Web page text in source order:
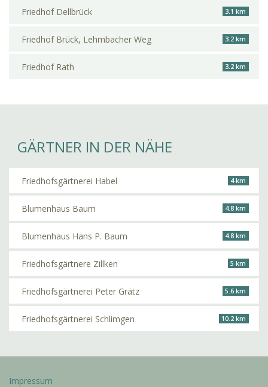
Friedhof Dellbrück 3.1 km
Friedhof Brück, Lehmbacher Weg 3.2 km
Friedhof Rath 3.2 km
GÄRTNER IN DER NÄHE
Friedhofsgärtnerei Habel 4 km
Blumenhaus Baum 4.8 km
Blumenhaus Hans P. Baum 4.8 km
Friedhofsgärtnere Zillken 5 km
Friedhofsgärtnerei Peter Grätz 5.6 km
Friedhofsgärtnerei Schlimgen 10.2 km
Impressum